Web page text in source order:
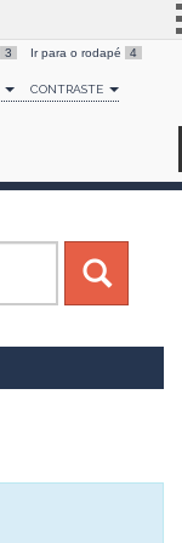
Simplifique!
Comunica BR
Canais
3 Ir para o rodapé 4
CONTRASTE